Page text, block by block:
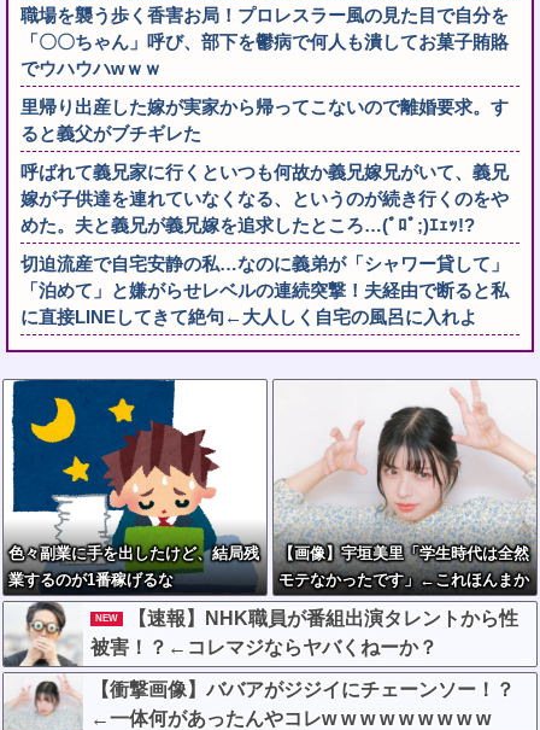
職場を襲う歩く香害お局！プロレスラー風の見た目で自分を
「〇〇ちゃん」呼び、部下を鬱病で何人も潰してお菓子賄賂
でウハウハwｗｗ
里帰り出産した嫁が実家から帰ってこないので離婚要求。す
ると義父がブチギレた
呼ばれて義兄家に行くといつも何故か義兄嫁兄がいて、義兄
嫁が子供達を連れていなくなる、というのが続き行くのをや
めた。夫と義兄が義兄嫁を追求したところ…(ﾟﾛﾟ;)ｴｪｯ!?
切迫流産で自宅安静の私…なのに義弟が「シャワー貸して」
「泊めて」と嫌がらせレベルの連続突撃！夫経由で断ると私
に直接LINEしてきて絶句←大人しく自宅の風呂に入れよ
色々副業に手を出したけど、結局残
業するのが1番稼げるな
【画像】宇垣美里「学生時代は全然
モテなかったです」←これほんまか
ぁ？w w w w w w w w
NEW
【速報】NHK職員が番組出演タレントから性
被害！？←コレマジならヤバくねーか？
【衝撃画像】ババアがジジイにチェーンソー！？
←一体何があったんやコレw w w w w w w w w